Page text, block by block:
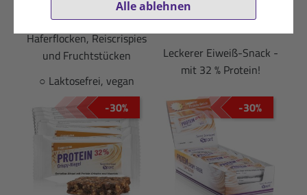
Alle ablehnen
Zündstoff aus der Natur!
Energieriegel mit
Haferflocken, Reiscrispies
und Fruchtstücken
○ Laktosefrei, vegan
(35g / 1 kg = 42,86 €)
Leckerer Eiweiß-Snack -
mit 32 % Protein!
-30% -30%